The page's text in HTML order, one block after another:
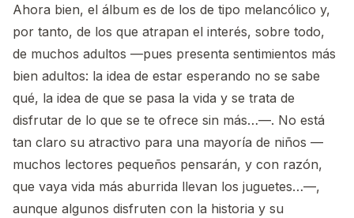
Ahora bien, el álbum es de los de tipo melancólico y,
por tanto, de los que atrapan el interés, sobre todo,
de muchos adultos —pues presenta sentimientos más
bien adultos: la idea de estar esperando no se sabe
qué, la idea de que se pasa la vida y se trata de
disfrutar de lo que se te ofrece sin más…—. No está
tan claro su atractivo para una mayoría de niños —
muchos lectores pequeños pensarán, y con razón,
que vaya vida más aburrida llevan los juguetes…—,
aunque algunos disfruten con la historia y su